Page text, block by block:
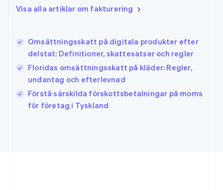
Visa alla artiklar om fakturering
Omsättningsskatt på digitala produkter efter
delstat: Definitioner, skattesatser och regler
Floridas omsättningsskatt på kläder: Regler,
undantag och efterlevnad
Förstå särskilda förskottsbetalningar på moms
för företag i Tyskland
Indien
Italien
ItalianoEnglish
Japan
日本語 English
EnglishFrançais
Kroatien